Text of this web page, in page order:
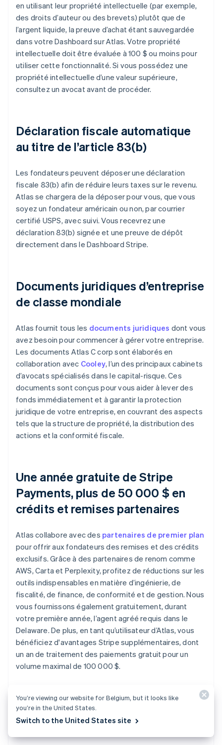
en utilisant leur propriété intellectuelle (par exemple,
des droits d’auteur ou des brevets) plutôt que de
l’argent liquide, la preuve d’achat étant sauvegardée
dans votre Dashboard sur Atlas. Votre propriété
intellectuelle doit être évaluée à 100 $ ou moins pour
utiliser cette fonctionnalité. Si vous possédez une
propriété intellectuelle d’une valeur supérieure,
consultez un avocat avant de procéder.
Déclaration fiscale automatique
au titre de l’article 83(b)
Les fondateurs peuvent déposer une déclaration
fiscale 83(b) afin de réduire leurs taxes sur le revenu.
Atlas se chargera de la déposer pour vous, que vous
soyez un fondateur américain ou non, par courrier
certifié USPS, avec suivi. Vous recevrez une
déclaration 83(b) signée et une preuve de dépôt
directement dans le Dashboard Stripe.
Documents juridiques d’entreprise
de classe mondiale
Atlas fournit tous les documents juridiques dont vous
avez besoin pour commencer à gérer votre entreprise.
Les documents Atlas C corp sont élaborés en
collaboration avec Cooley, l’un des principaux cabinets
d’avocats spécialisés dans le capital-risque. Ces
documents sont conçus pour vous aider à lever des
fonds immédiatement et à garantir la protection
juridique de votre entreprise, en couvrant des aspects
tels que la structure de propriété, la distribution des
actions et la conformité fiscale.
Une année gratuite de Stripe
Payments, plus de 50 000 $ en
crédits et remises partenaires
Atlas collabore avec des partenaires de premier plan
pour offrir aux fondateurs des remises et des crédits
exclusifs. Grâce à des partenaires de renom comme
AWS, Carta et Perplexity, profitez de réductions sur les
outils indispensables en matière d’ingénierie, de
fiscalité, de finance, de conformité et de gestion. Nous
vous fournissons également gratuitement, durant
votre première année, l’agent agréé requis dans le
Delaware. De plus, en tant qu’utilisateur d’Atlas, vous
bénéficiez d'avantages Stripe supplémentaires, dont
un an de traitement des paiements gratuit pour un
volume maximal de 100 000 $.
votre nouvelle entrepriserapidement et facilement,
et
You’re viewing our website for Belgium, but it looks like
you’re in the United States.
Switch to the United States site